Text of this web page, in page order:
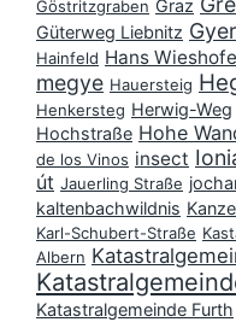
Göstritzgraben Graz
Güterweg Liebnitz
Hainfeld Hans
megye Hauersteig
Henkersteg Herwig-Weg
Hochstraße Hohe
de los Vinos insect
út Jauerling Straße
kaltenbachwildnis
Karl-Schubert-Straße
Albern
Katastralgemeinde Furth